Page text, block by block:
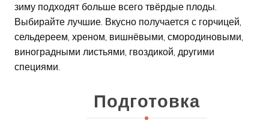
зиму подходят больше всего твёрдые плоды.
Выбирайте лучшие. Вкусно получается с горчицей,
сельдереем, хреном, вишнёвыми, смородиновыми,
виноградными листьями, гвоздикой, другими
специями.
Подготовка